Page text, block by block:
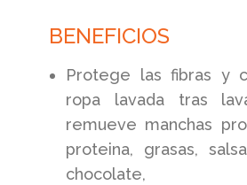
BENEFICIOS
Protege las fibras y
ropa lavada tras
remueve manchas
proteina, grasas,
chocolate,